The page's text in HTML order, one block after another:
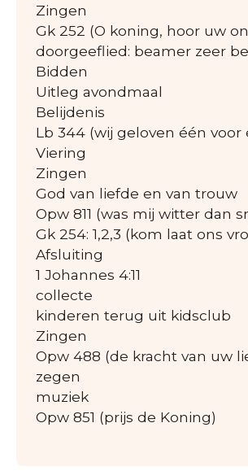
Zingen
Gk 252 (O koning, hoor uw
doorgeeflied: beamer zeer
Bidden
Uitleg avondmaal
Belijdenis
Lb 344 (wij geloven één voor
Viering
Zingen
God van liefde en van trouw
Opw 811 (was mij witter dan
Gk 254: 1,2,3 (kom laat ons
Afsluiting
1 Johannes 4:11
collecte
kinderen terug uit kidsclub
Zingen
Opw 488 (de kracht van uw
zegen
muziek
Opw 851 (prijs de Koning)